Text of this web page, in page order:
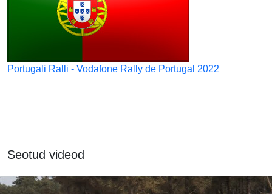
Portugali Ralli - Vodafone Rally de Portugal 2022
Seotud videod